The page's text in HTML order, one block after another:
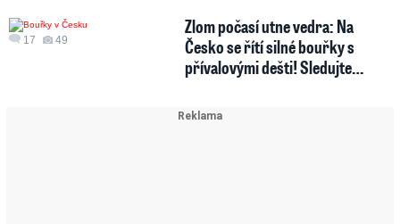
17 49
Zlom počasí utne vedra: Na
Česko se řítí silné bouřky s
přívalovými dešti! Sledujte…